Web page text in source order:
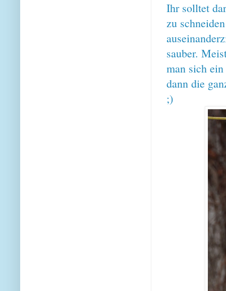
Ihr solltet
zu
sauber.
man sich
dann die
;)